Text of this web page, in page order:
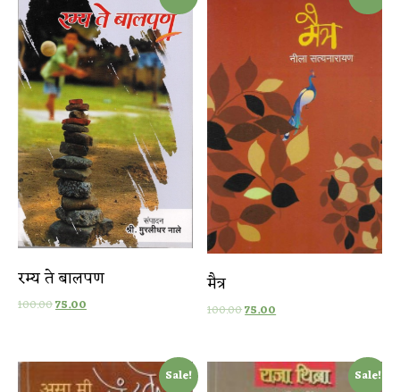
रम्य ते बालपण
100.0075.00
मैत्र
100.0075.00
Sale! Sale!